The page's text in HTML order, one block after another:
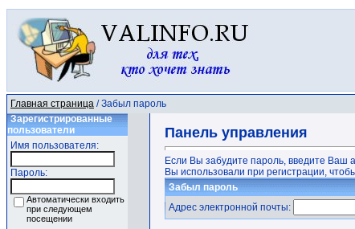
Главная страница / Забыл пароль
Зарегистрированные
пользователи
Имя пользователя:
Пароль:
Автоматически входить
при следующем
посещении
Панель управления
Если Вы забудите пароль, введите Ваш
Вы использовали при регистрации,
Забыл пароль
Адрес электронной почты: